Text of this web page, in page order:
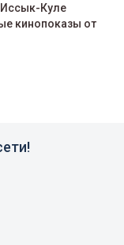
Куле
кинопоказы от